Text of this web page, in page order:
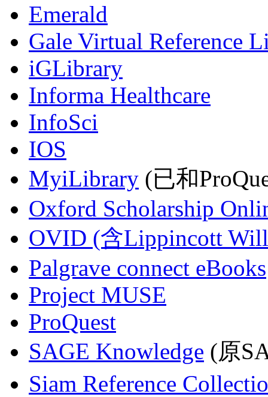
Emerald
Gale Virtual Reference
iGLibrary
Informa Healthcare
InfoSci
IOS
MyiLibrary (已和
Oxford Scholarship
OVID (含Lippincott
Palgrave connect eBooks
Project MUSE
ProQuest
SAGE Knowledge (原
Siam Reference